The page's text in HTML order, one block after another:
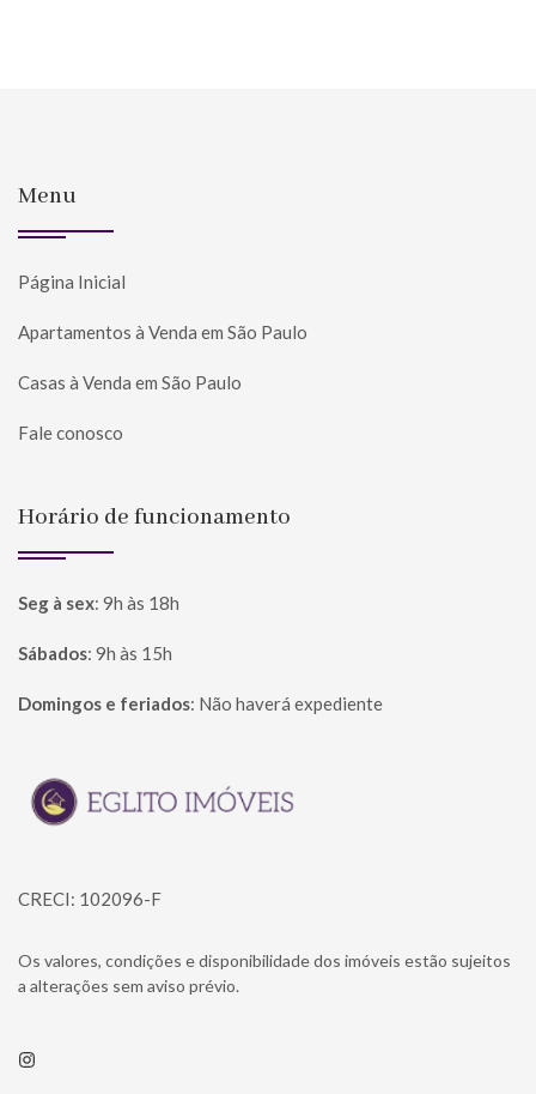
Menu
Página Inicial
Apartamentos à Venda em São Paulo
Casas à Venda em São Paulo
Fale conosco
Horário de funcionamento
Seg à sex: 9h às 18h
Sábados: 9h às 15h
Domingos e feriados: Não haverá expediente
Página inicial
CRECI: 102096-F
Os valores, condições e disponibilidade dos imóveis estão sujeitos
a alterações sem aviso prévio.
Instagram